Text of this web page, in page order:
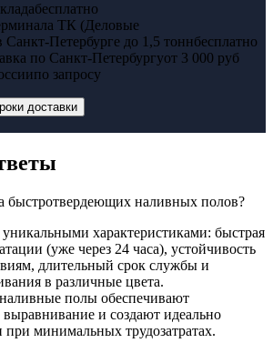
бесплатно
ТК (Деловые
Петербурге до 1,5 тоннбесплатно
по Санкт-Петербургуот 3 000 руб
по запросу
доставки
быстротвердеющих наливных полов?
характеристиками: быстрая
(уже через 24 часа), устойчивость
длительный срок службы и
в различные цвета.
полы обеспечивают
выравнивание и создают идеально
минимальных трудозатратах.